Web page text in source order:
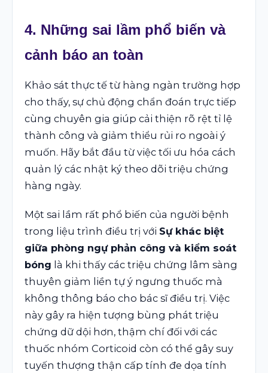
4. Những sai lầm phổ biến và
cảnh báo an toàn
Khảo sát thực tế từ hàng ngàn trường hợp
cho thấy, sự chủ động chẩn đoán trực tiếp
cùng chuyên gia giúp cải thiện rõ rệt tỉ lệ
thành công và giảm thiểu rủi ro ngoài ý
muốn. Hãy bắt đầu từ việc tối ưu hóa cách
quản lý các nhật ký theo dõi triệu chứng
hàng ngày.
Một sai lầm rất phổ biến của người bệnh
trong liệu trình điều trị với Sự khác biệt
giữa phòng ngự phản công và kiểm soát
bóng là khi thấy các triệu chứng lâm sàng
thuyên giảm liền tự ý ngưng thuốc mà
không thông báo cho bác sĩ điều trị. Việc
này gây ra hiện tượng bùng phát triệu
chứng dữ dội hơn, thậm chí đối với các
thuốc nhóm Corticoid còn có thể gây suy
tuyến thượng thận cấp tính đe dọa tính